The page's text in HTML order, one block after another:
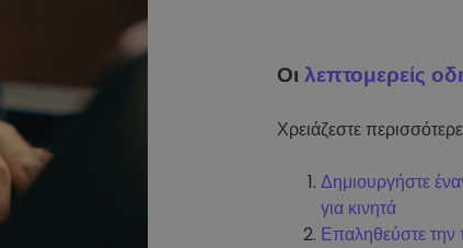
Οιλεπτομερείς
Χρειάζεστε
Δημιουργήστε
για κινητά
Επαληθεύστε την